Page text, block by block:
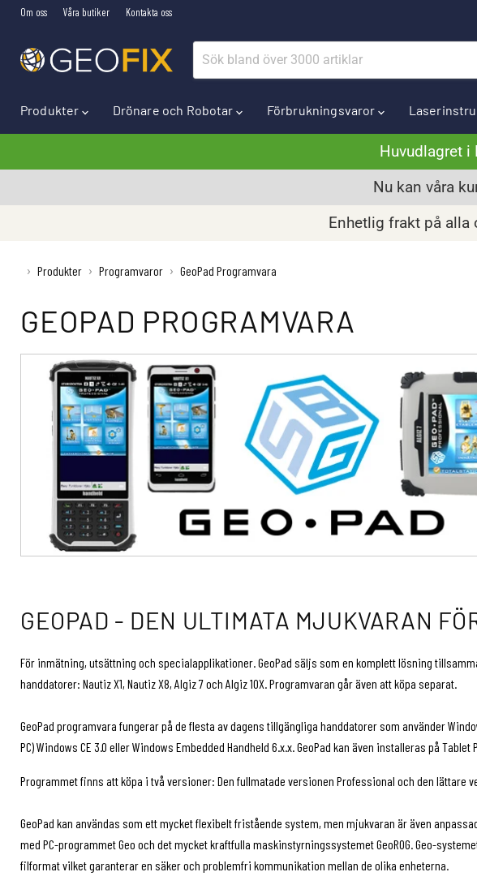
Om oss Våra butiker Kontakta oss
Produkter Drönare och Robotar Förbrukningsvaror
Huvudlagret
Nu kan våra
Enhetlig frakt på alla
› Produkter › Programvaror › GeoPad Programvara
GEOPAD PROGRAMVARA
GEOPAD - DEN ULTIMATA MJUKVARAN
För inmätning, utsättning och specialapplikationer. GeoPad säljs som en komplett lösning
handdatorer: Nautiz X1, Nautiz X8, Algiz 7 och Algiz 10X. Programvaran går även att köpa separat.
GeoPad programvara fungerar på de flesta av dagens tillgängliga handdatorer som använder
PC) Windows CE 3.0 eller Windows Embedded Handheld 6.x.x. GeoPad kan även installeras på Tablet
Programmet finns att köpa i två versioner: Den fullmatade versionen Professional och den lättare
GeoPad kan användas som ett mycket flexibelt fristående system, men mjukvaran är även
med PC-programmet Geo och det mycket kraftfulla maskinstyrningssystemet GeoROG. Geo-
filformat vilket garanterar en säker och problemfri kommunikation mellan de olika enheterna.